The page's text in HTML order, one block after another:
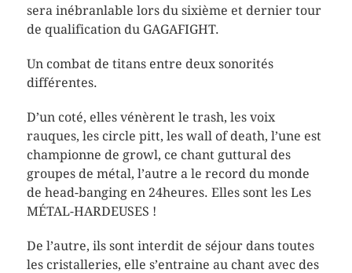
sera inébranlable lors du sixième et dernier tour
de qualification du GAGAFIGHT.
Un combat de titans entre deux sonorités
différentes.
D’un coté, elles vénèrent le trash, les voix
rauques, les circle pitt, les wall of death, l’une est
championne de growl, ce chant guttural des
groupes de métal, l’autre a le record du monde
de head-banging en 24heures. Elles sont les Les
MÉTAL-HARDEUSES !
De l’autre, ils sont interdit de séjour dans toutes
les cristalleries, elle s’entraine au chant avec des